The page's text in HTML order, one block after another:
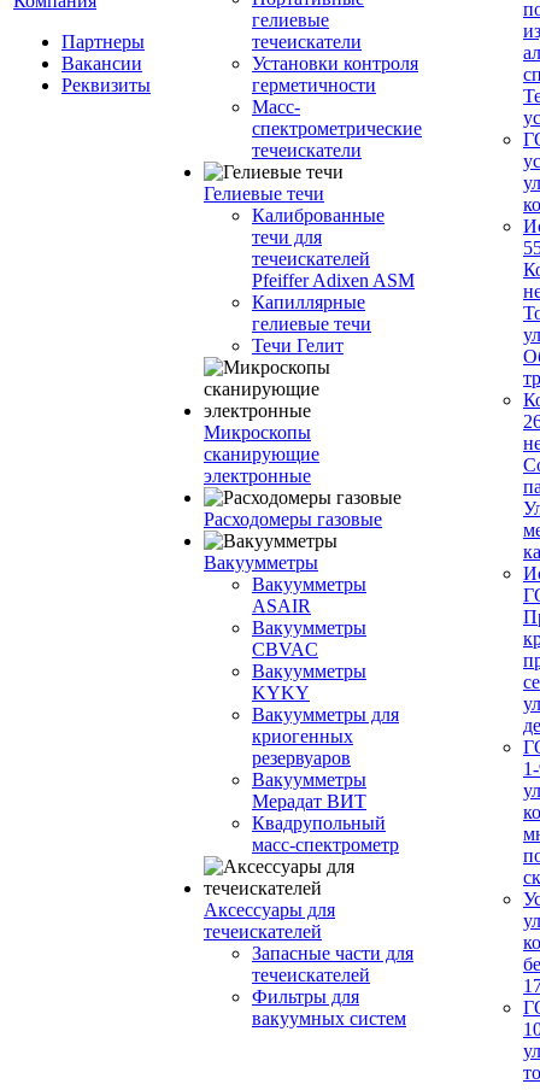
Партнеры
Вакансии
Реквизиты
гелиевые
течеискатели
Установки контроля
герметичности
Масс-
спектрометрические
течеискатели
Гелиевые течи
Калиброванные
течи для
течеискателей
Pfeiffer Adixen ASM
Капиллярные
гелиевые течи
Течи Гелит
Микроскопы
сканирующие
электронные
Расходомеры газовые
Вакуумметры
Вакуумметры
ASAIR
Вакуумметры
CBVAC
Вакуумметры
KYKY
Вакуумметры для
криогенных
резервуаров
Вакуумметры
Мерадат ВИТ
Квадрупольный
масс-спектрометр
Аксессуары для
течеискателей
Запасные части для
течеискателей
Фильтры для
вакуумных систем